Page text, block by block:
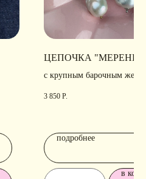
ЦЕПОЧКА
с крупным барочным
3 850 Р.
подробнее
в